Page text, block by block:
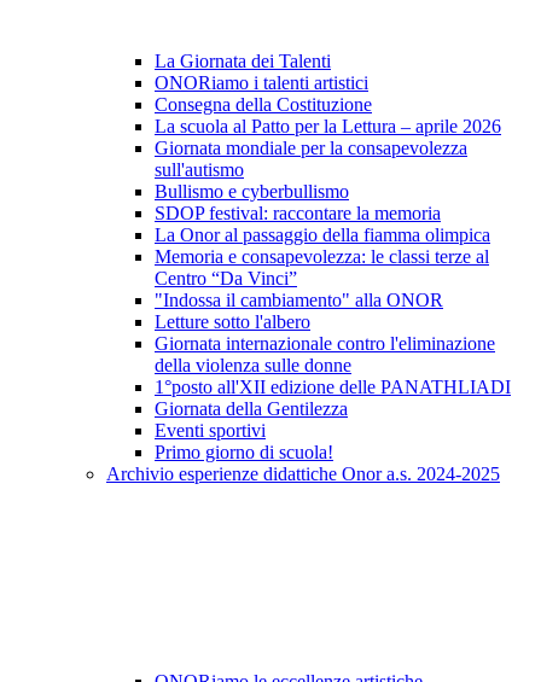
La Giornata dei Talenti
ONORiamo i talenti artistici
Consegna della Costituzione
La scuola al Patto per la Lettura – aprile 2026
Giornata mondiale per la consapevolezza
sull'autismo
Bullismo e cyberbullismo
SDOP festival: raccontare la memoria
La Onor al passaggio della fiamma olimpica
Memoria e consapevolezza: le classi terze al
Centro “Da Vinci”
"Indossa il cambiamento" alla ONOR
Letture sotto l'albero
Giornata internazionale contro l'eliminazione
della violenza sulle donne
1°posto all'XII edizione delle PANATHLIADI
Giornata della Gentilezza
Eventi sportivi
Primo giorno di scuola!
Archivio esperienze didattiche Onor a.s. 2024-2025